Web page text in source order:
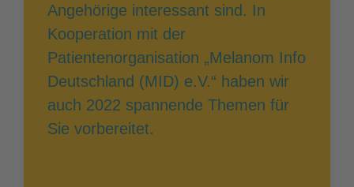
Angehörige interessant sind. In
Kooperation mit der
Patientenorganisation „Melanom Info
Deutschland (MID) e.V.“ haben wir
auch 2022 spannende Themen für
Sie vorbereitet.